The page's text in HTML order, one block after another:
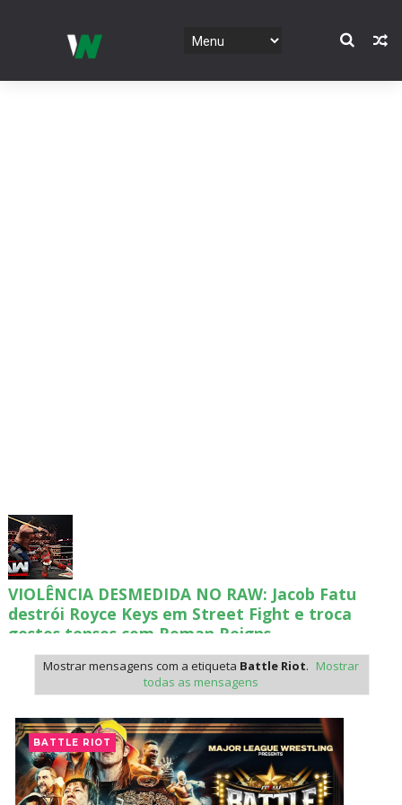
VIOLÊNCIA DESMEDIDA NO RAW: Jacob Fatu
destrói Royce Keys em Street Fight e troca
gestos tensos com Roman Reigns
Unknown-Aug 05 2026
RESPEITO E ALIANÇA NO RAW: Chad Gable e
Penta superam armadilhas de Dominik Mysterio
e JD McDonagh
Unknown-Aug 05 2026
Mostrar mensagens com a etiqueta Battle Riot. Mostrar
todas as mensagens
BATTLE RIOT